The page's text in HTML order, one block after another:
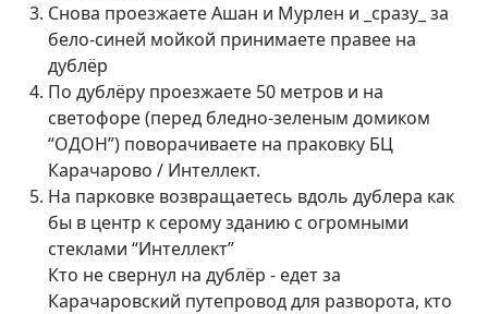
Снова проезжаете Ашан и Мурлен и _сразу_ за
бело-синей мойкой принимаете правее на
дублёр
По дублёру проезжаете 50 метров и на
светофоре (перед бледно-зеленым домиком
“ОДОН”) поворачиваете на праковку БЦ
Карачарово / Интеллект.
На парковке возвращаетесь вдоль дублера как
бы в центр к серому зданию с огромными
стеклами “Интеллект”
Кто не свернул на дублёр - едет за
Карачаровский путепровод для разворота, кто